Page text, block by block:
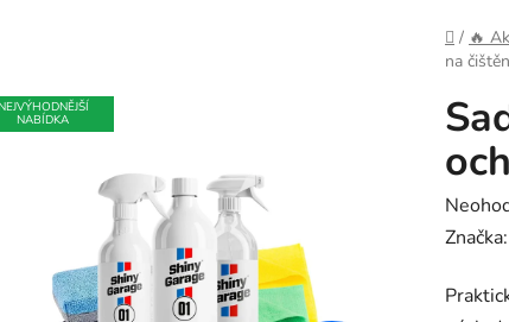
Domů
/ 🔥
na
je
NABÍDKA